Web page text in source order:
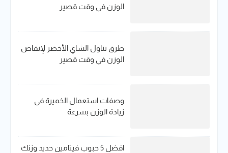
الوزن في وقت قصير
طرق تناول الشاي الأخضر لإنقاص
الوزن في وقت قصير
وصفات استعمال الخميرة في
زيادة الوزن بسرعة
افضل 5 حبوب فيتامين حديد​ وزنك